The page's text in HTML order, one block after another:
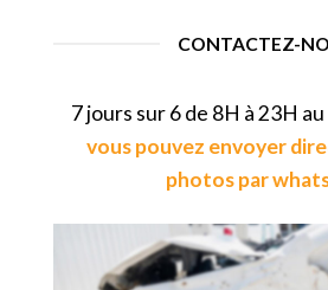
CONTACTEZ-
7 jours sur 6 de 8H à 23H au
vous pouvez envoyer
photos par